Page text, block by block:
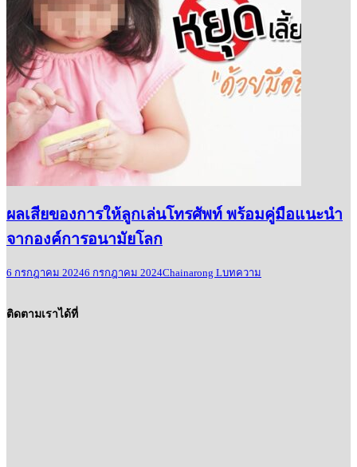
ผลเสียของการให้ลูกเล่นโทรศัพท์ พร้อมคู่มือแนะนำ
จากองค์การอนามัยโลก
6 กรกฎาคม 20246 กรกฎาคม 2024Chainarong Lบทความ
ติดตามเราได้ที่